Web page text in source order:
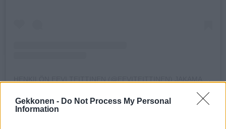
Gekkonen - Do Not Process My Personal
Information
HENKILÖN EEVI TEITTINEN (@EEVITEITTINEN) JAKAMA JULKAISU